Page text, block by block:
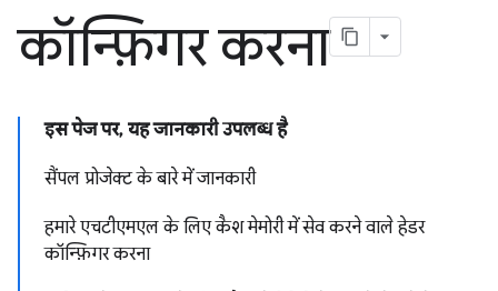
कॉन्फ़िगर करना
इस पेज पर, यह जानकारी उपलब्ध है
सैंपल प्रोजेक्ट के बारे में जानकारी
हमारे एचटीएमएल के लिए कैश मेमोरी में सेव करने वाले हेडर
कॉन्फ़िगर करना